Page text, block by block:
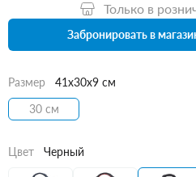
Только в
Забронировать в
Размер
41x30x9 см
30 см
Цвет Черный